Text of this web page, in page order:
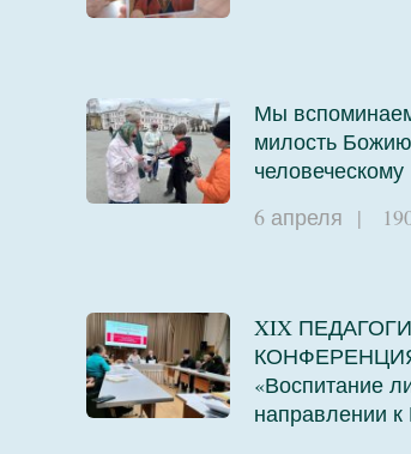
Мы
милость
человеческому
6 апреля |
XIX
«Воспитание
направлении